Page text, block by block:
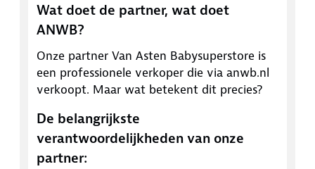
Wat doet de partner, wat doet
ANWB?
Onze partner Van Asten Babysuperstore is
een professionele verkoper die via anwb.nl
verkoopt. Maar wat betekent dit precies?
De belangrijkste
verantwoordelijkheden van onze
partner: